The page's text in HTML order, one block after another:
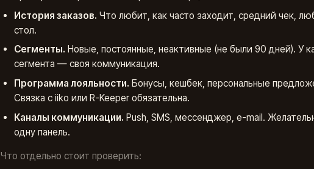
История заказов. Что любит, как часто заходит, средний чек,
стол.
Сегменты. Новые, постоянные, неактивные (не были 90 дней). У
сегмента — своя коммуникация.
Программа лояльности. Бонусы, кешбек, персональные
Связка с iiko или R-Keeper обязательна.
Каналы коммуникации. Push, SMS, мессенджер, e-mail.
одну панель.
Что отдельно стоит проверить: